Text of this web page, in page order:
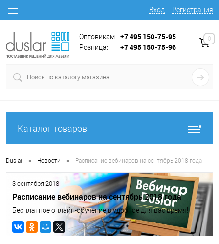
Вход Регистрация
Оптовикам: +7 495 150-75-95
Розница: +7 495 150-75-96
0
Каталог товаров
Duslar • Новости • Расписание вебинаров на сентябрь 2018 года
3 сентября 2018
Расписание вебинаров на сентябрь 2018 года
Бесплатное онлайн-обучение в удобное для вас время!